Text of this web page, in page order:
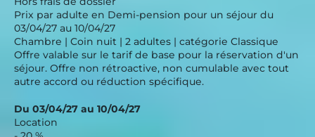
Prix par adulte en Demi-pension pour un séjour du
03/04/27 au 10/04/27
Chambre | Coin nuit | 2 adultes | catégorie Classique
Offre valable sur le tarif de base pour la réservation d'un
séjour. Offre non rétroactive, non cumulable avec tout
autre accord ou réduction spécifique.
Du 03/04/27 au 10/04/27
Location